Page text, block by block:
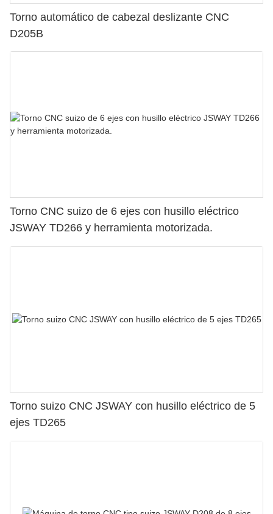
Torno automático de cabezal deslizante CNC
D205B
Torno CNC suizo de 6 ejes con husillo eléctrico
JSWAY TD266 y herramienta motorizada.
Torno suizo CNC JSWAY con husillo eléctrico de 5
ejes TD265